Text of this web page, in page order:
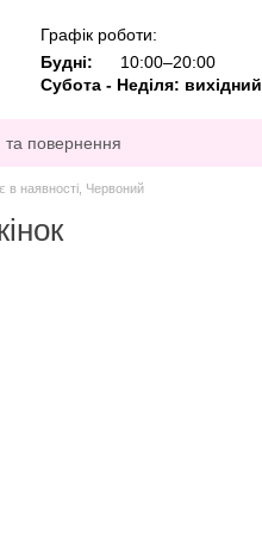
Графік роботи:
Будні:
10:00–20:00
Субота - Неділя: вихідний
та повернення
в наявності, Червоний